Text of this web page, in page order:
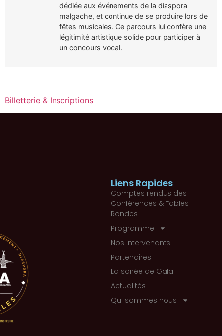
dédiée aux événements de la diaspora
malgache, et continue de se produire lors de
fêtes musicales. Ce parcours lui confère une
légitimité artistique solide pour participer à
un concours vocal.
Billetterie & Inscriptions
Liens Rapides
Comptes rendus des
Conférences & Tables
Rondes
Programme
Nos intervenants
Partenaires
La soirée de Gala
Actualités
Qui sommes nous